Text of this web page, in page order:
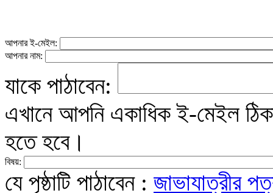
আপনার ই-মেইল:
আপনার নাম:
যাকে পাঠাবেন:
এখানে আপনি একাধিক ই-মেইল
হতে হবে।
বিষয়:
যে পৃষ্ঠাটি পাঠাবেন : জাভাযাত্রীর